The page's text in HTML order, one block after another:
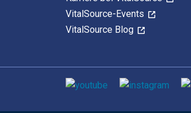
VitalSource-Events
VitalSource Blog
Sozialen Medien